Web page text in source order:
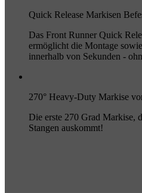
Quick Release Markisen
Das Front Runner Quick
ermöglicht die Montage
innerhalb von Sekunden -
270° Heavy-Duty Markise
Die erste 270 Grad Markise,
Stangen auskommt!